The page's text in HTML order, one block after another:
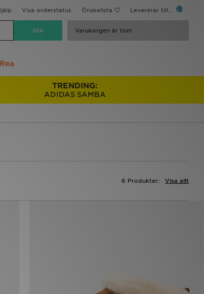
Visa orderstatus Önskelista Levererar till...
Varukorgen är tom
Rea
TRENDING:
ADIDAS SAMBA
Visa allt
6 Produkter: